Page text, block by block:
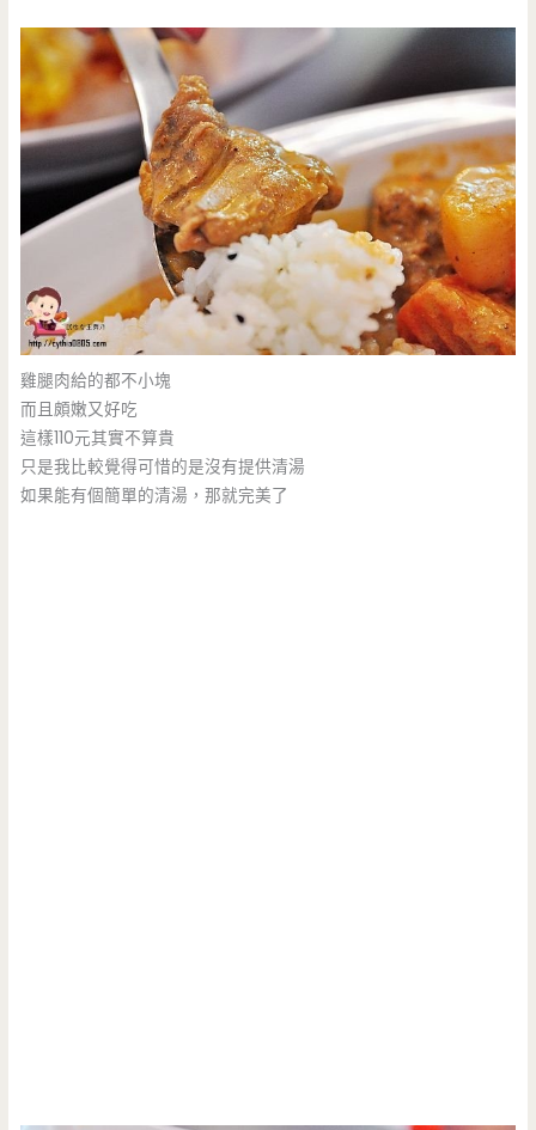
雞腿肉給的都不小塊
而且頗嫩又好吃
這樣110元其實不算貴
只是我比較覺得可惜的是沒有提供清湯
如果能有個簡單的清湯，那就完美了